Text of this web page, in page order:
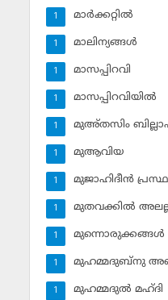
മാര്‍ക്കറ്റില്‍
1
മാലിന്യങ്ങള്‍
1
മാസപ്പിറവി
1
മാസപ്പിറവിയില്‍
1
മുഅ്തസിം
1
മുആവിയ
1
മുജാഹിദീന്‍
1
മുതവക്കില്‍
1
മുന്നൊരുക്കങ്ങള്‍
1
മുഹമ്മദുബ്‌നു
1
മുഹമ്മദുല്‍ മഹ്ദി
1